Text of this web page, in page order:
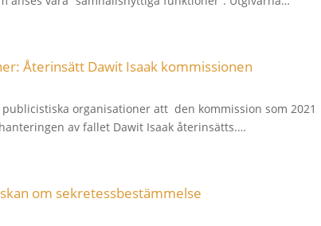
Återinsätt Dawit Isaak kommissionen
organisationer att den kommission som 2021
av fallet Dawit Isaak återinsätts.…
om sekretessbestämmelse